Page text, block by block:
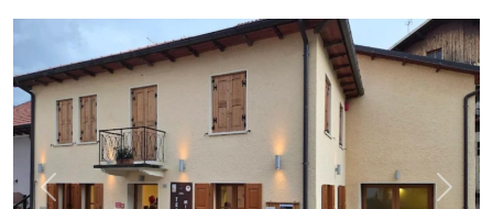
Previous Next